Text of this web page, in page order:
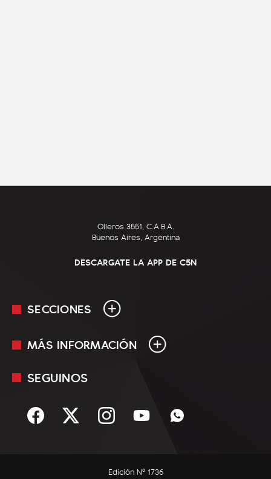
Olleros 3551, C.A.B.A.
Buenos Aires, Argentina
DESCARGATE LA APP DE C5N
SECCIONES
En Vivo
Sociedad
MÁS INFORMACIÓN
Mediakit
Términos y condiciones
SEGUINOS
Edición Nº 1736